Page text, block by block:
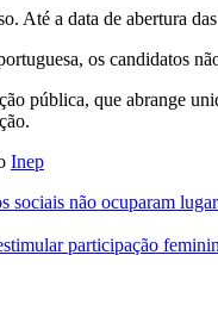
Até a data de abertura
os candidatos
pública, que abrange
Inep
não ocuparam
participação